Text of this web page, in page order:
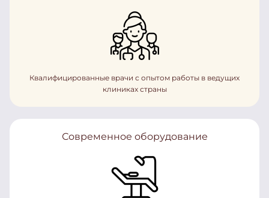
Квалифицированные врачи с опытом работы в ведущих
клиниках страны
Современное оборудование